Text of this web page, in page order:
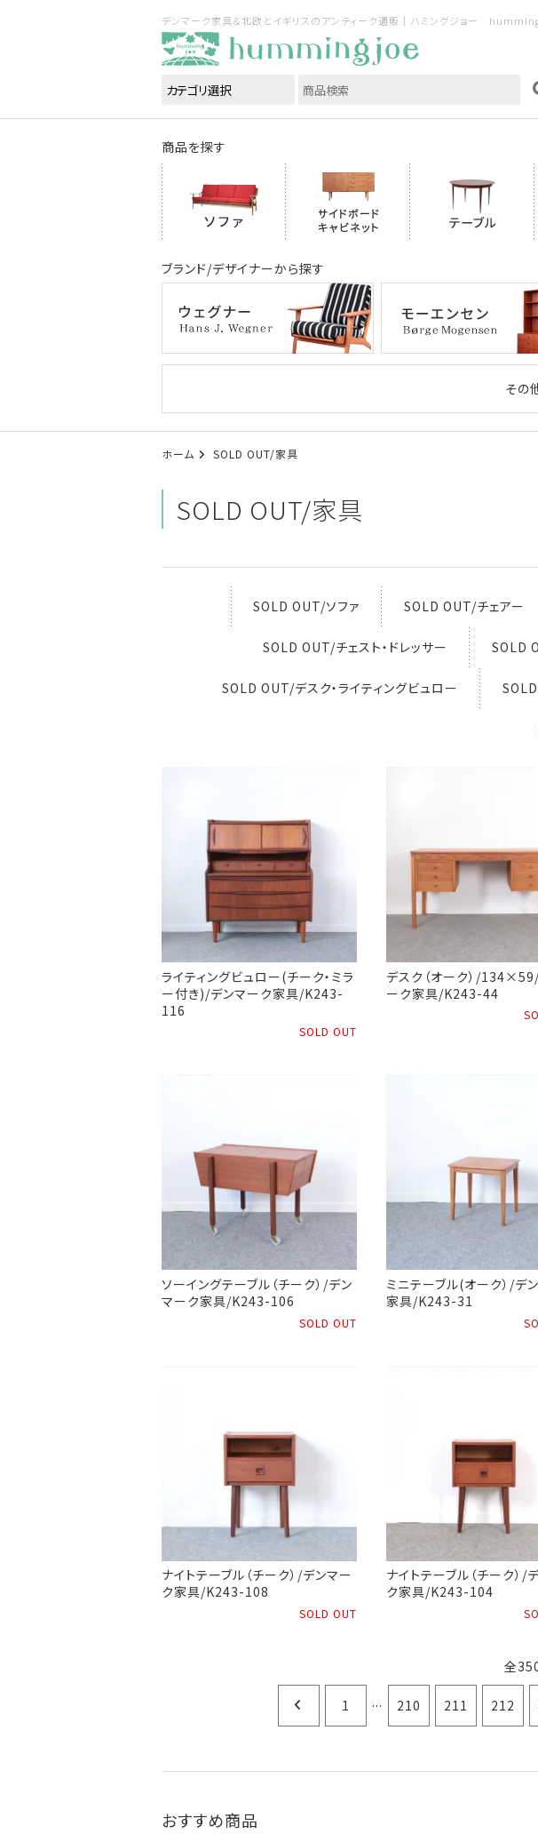
デンマーク家具＆北欧とイギリスのアンティーク通販｜ハミングジョー
商品を探す
ブランド/デザイナーから探す
その
ホーム SOLD OUT/家具
SOLD OUT/家具
SOLD OUT/ソファ SOLD OUT/チェアー
SOLD OUT/チェスト・ドレッサー SOLD
SOLD OUT/デスク・ライティングビュロー
ライティングビュロー(チーク・ミラ
ー付き)/デンマーク家具/K243-
116
SOLD OUT
デスク（オーク）/
ーク家具/K243-44
ソーイングテーブル（チーク）/デン
マーク家具/K243-106
SOLD OUT
ミニテーブル(オーク）/デ
家具/K243-31
ナイトテーブル（チーク）/デンマー
ク家具/K243-108
SOLD OUT
ナイトテーブル（チーク）/
ク家具/K243-104
全
1 ... 210 211 212
おすすめ商品